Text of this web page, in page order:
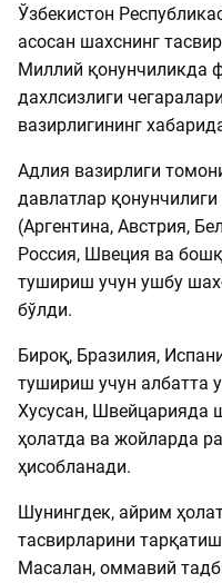
Ўзбекистон
асосан шахснинг
Миллий қонунчиликда
дахлсизлиги
вазирлигининг
Адлия вазирлиги
давлатлар
(Аргентина, Австрия,
Россия, Швеция ва
тушириш учун ушбу
бўлди.
Бироқ, Бразилия,
тушириш учун албатта
Хусусан, Швейцарияда
ҳолатда ва жойларда
ҳисобланади.
Шунингдек, айрим
тасвирларини
Масалан, оммавий